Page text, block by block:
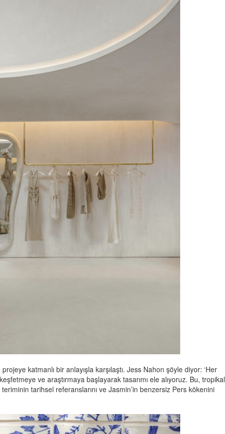
katmanlı bir anlayışla karşılaştı. Jess Nahon şöyle diyor: ‘Her
ve araştırmaya başlayarak tasarımı ele alıyoruz. Bu, tropikal
tarihsel referanslarını ve Jasmin’in benzersiz Pers kökenini